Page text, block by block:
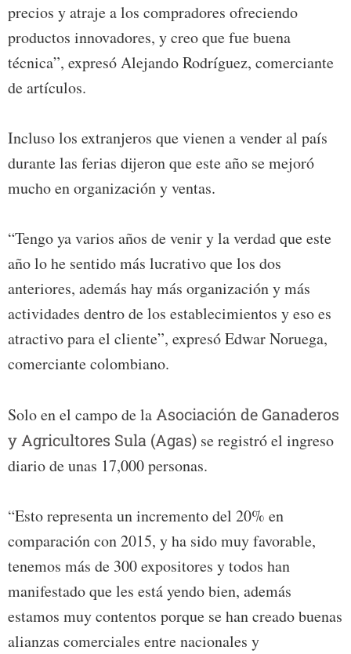
precios y atraje a los compradores ofreciendo
productos innovadores, y creo que fue buena
técnica”, expresó Alejando Rodríguez, comerciante
de artículos.
Incluso los extranjeros que vienen a vender al país
durante las ferias dijeron que este año se mejoró
mucho en organización y ventas.
“Tengo ya varios años de venir y la verdad que este
año lo he sentido más lucrativo que los dos
anteriores, además hay más organización y más
actividades dentro de los establecimientos y eso es
atractivo para el cliente”, expresó Edwar Noruega,
comerciante colombiano.
Solo en el campo de la Asociación de Ganaderos
y Agricultores Sula (Agas) se registró el ingreso
diario de unas 17,000 personas.
“Esto representa un incremento del 20% en
comparación con 2015, y ha sido muy favorable,
tenemos más de 300 expositores y todos han
manifestado que les está yendo bien, además
estamos muy contentos porque se han creado buenas
alianzas comerciales entre nacionales y